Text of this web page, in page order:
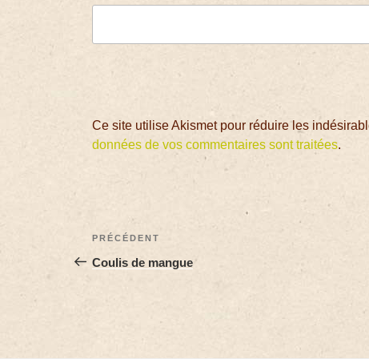
Ce site utilise Akismet pour réduire les
données de vos commentaires sont traitées.
PRÉCÉDENT
Coulis de mangue